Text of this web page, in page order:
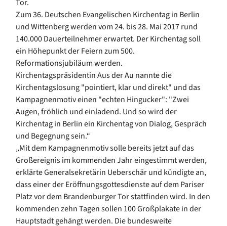
Tor.
Zum 36. Deutschen Evangelischen Kirchentag in Berlin
und Wittenberg werden vom 24. bis 28. Mai 2017 rund
140.000 Dauerteilnehmer erwartet. Der Kirchentag soll
ein Höhepunkt der Feiern zum 500.
Reformationsjubiläum werden.
Kirchentagspräsidentin Aus der Au nannte die
Kirchentagslosung "pointiert, klar und direkt" und das
Kampagnenmotiv einen "echten Hingucker": "Zwei
Augen, fröhlich und einladend. Und so wird der
Kirchentag in Berlin ein Kirchentag von Dialog, Gespräch
und Begegnung sein.“
„Mit dem Kampagnenmotiv solle bereits jetzt auf das
Großereignis im kommenden Jahr eingestimmt werden,
erklärte Generalsekretärin Ueberschär und kündigte an,
dass einer der Eröffnungsgottesdienste auf dem Pariser
Platz vor dem Brandenburger Tor stattfinden wird. In den
kommenden zehn Tagen sollen 100 Großplakate in der
Hauptstadt gehängt werden. Die bundesweite